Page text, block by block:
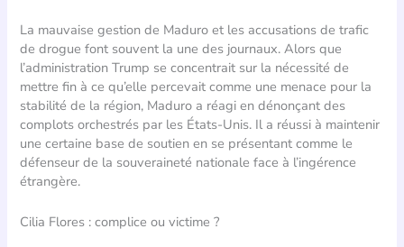
La mauvaise gestion de Maduro et les accusations de trafic
de drogue font souvent la une des journaux. Alors que
l’administration Trump se concentrait sur la nécessité de
mettre fin à ce qu’elle percevait comme une menace pour la
stabilité de la région, Maduro a réagi en dénonçant des
complots orchestrés par les États-Unis. Il a réussi à maintenir
une certaine base de soutien en se présentant comme le
défenseur de la souveraineté nationale face à l’ingérence
étrangère.
Cilia Flores : complice ou victime ?